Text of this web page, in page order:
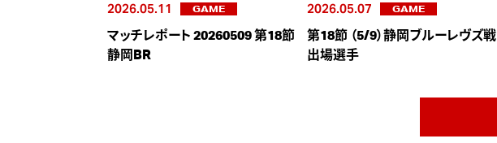
2026.05.11 GAME
マッチレポート 20260509 第18節
静岡BR
2026.05.07 GAME
第18節 （5/9）静岡ブルーレヴズ戦
出場選手